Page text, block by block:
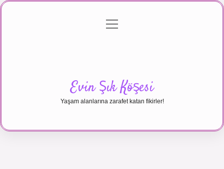
Gizlilik Politikası
menüyü
Evin Şık Köşesi
Yaşam alanlarına zarafet katan fikirler!